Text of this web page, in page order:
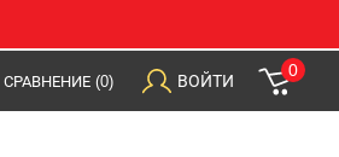
СРАВНЕНИЕ (0) ВОЙТИ
0